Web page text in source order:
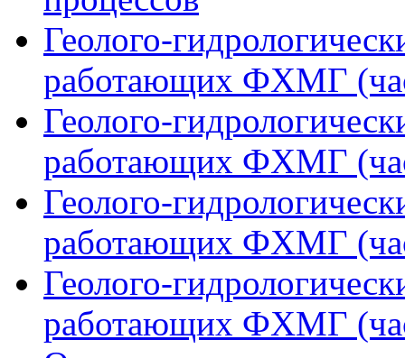
Геолого-
работающих ФХМГ
Геолого-
работающих ФХМГ
Геолого-
работающих ФХМГ
Геолого-
работающих ФХМГ